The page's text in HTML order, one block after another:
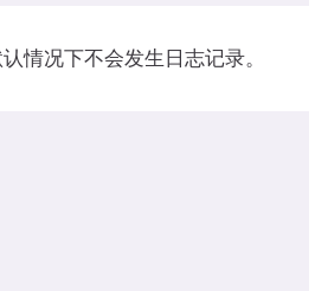
况下不会发生日志记录。